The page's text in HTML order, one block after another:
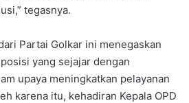
tegasnya.
Partai Golkar ini menegaskan
yang sejajar dengan
upaya meningkatkan pelayanan
karena itu, kehadiran Kepala OPD